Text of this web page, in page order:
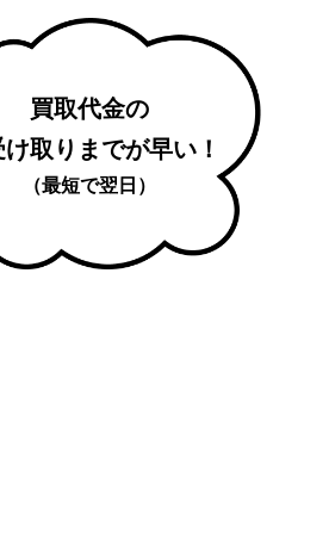
買取代金の
取りまでが早い！
（最短で翌日）